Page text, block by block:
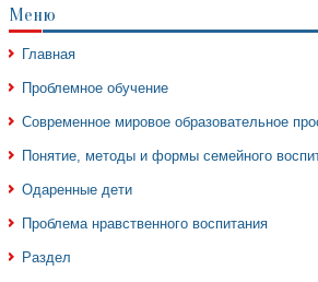
Меню
Главная
Проблемное обучение
Современное мировое образовательное
Понятие, методы и формы семейного
Одаренные дети
Проблема нравственного воспитания
Раздел